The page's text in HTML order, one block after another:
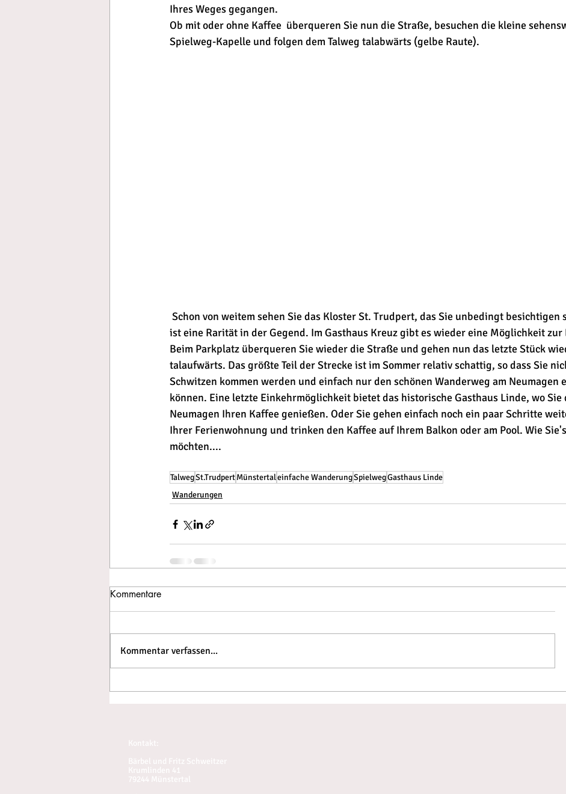
Ihres Weges gegangen.
Ob mit oder ohne Kaffee  überqueren Sie nun die Straße, besuchen die kleine
Spielweg-Kapelle und folgen dem Talweg talabwärts (gelbe Raute).
ist eine Rarität in der Gegend. Im Gasthaus Kreuz gibt es wieder eine Möglichkeit zur
Beim Parkplatz überqueren Sie wieder die Straße und gehen nun das letzte Stück
talaufwärts. Das größte Teil der Strecke ist im Sommer relativ schattig, so dass Sie
Schwitzen kommen werden und einfach nur den schönen Wanderweg am Neumagen
können. Eine letzte Einkehrmöglichkeit bietet das historische Gasthaus Linde, wo Sie
Neumagen Ihren Kaffee genießen. Oder Sie gehen einfach noch ein paar Schritte
Ihrer Ferienwohnung und trinken den Kaffee auf Ihrem Balkon oder am Pool. Wie
möchten....
TalwegSt.TrudpertMünstertaleinfache WanderungSpielwegGasthaus Linde
Wanderungen
Kommentare
Kommentar verfassen...